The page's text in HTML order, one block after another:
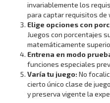
invariablemente los
para captar requisitos de
Elige opciones con
Juegos con porcentajes
matemáticamente
Entrena en modo
funciones especiales
Varía tu juego: No
cierto único clase de
y preserva vigente la